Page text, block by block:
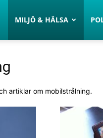
MILJÖ & HÄLSA
artiklar om mobilstrålning.